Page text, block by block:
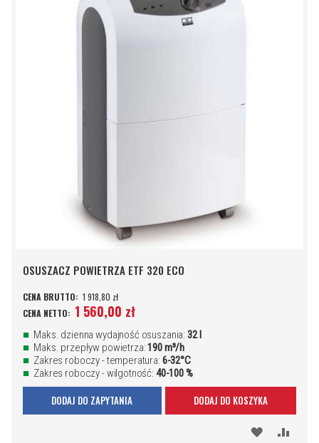
OSUSZACZ POWIETRZA ETF 320 ECO
1 918,80 zł
1 560,00 zł
Maks. dzienna wydajność osuszania: 32 l
Maks. przepływ powietrza:190 m³/h
Zakres roboczy - temperatura: 6-32°C
Zakres roboczy - wilgotność: 40-100 %
DODAJ DO KOSZYKA
DODAJ DO ZAPYTANIA
DODAJ